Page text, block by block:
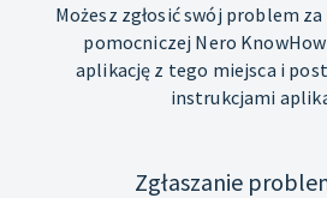
Możesz zgłosić swój problem
pomocniczej Nero
aplikację z tego miejsca i
instrukcjami
Zgłaszanie